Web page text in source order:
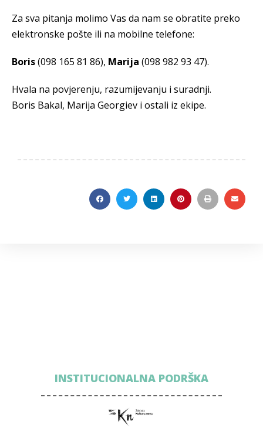
Za sva pitanja molimo Vas da nam se obratite preko
elektronske pošte ili na mobilne telefone:
Boris(098 165 81 86), Marija (098 982 93 47).
Hvala na povjerenju, razumijevanju i suradnji.
Boris Bakal, Marija Georgiev i ostali iz ekipe.
INSTITUCIONALNA PODRŠKA